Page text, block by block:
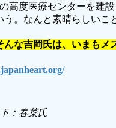
高度医療センターを建
う。なんと素晴らしいこ
な吉岡氏は、いまもメ
：春菜氏